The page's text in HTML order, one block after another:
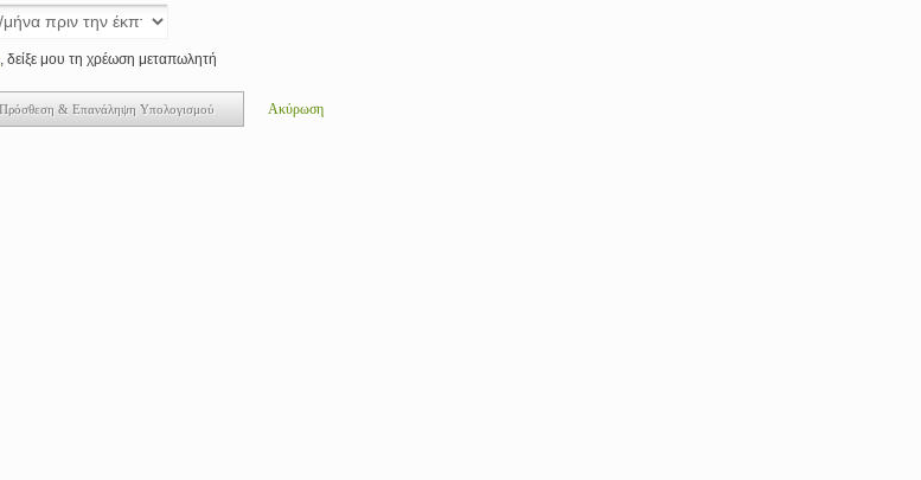
, δείξε μου τη χρέωση μεταπωλητή